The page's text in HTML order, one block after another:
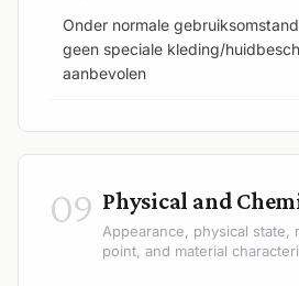
Onder normale
geen speciale kleding/
aanbevolen
09 Physical and
Appearance, physical state,
point, and material